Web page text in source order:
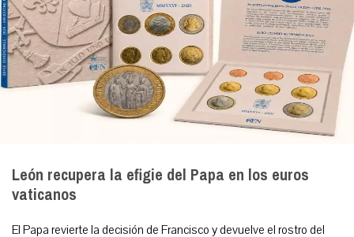
León recupera la efigie del Papa en los euros
vaticanos
El Papa revierte la decisión de Francisco y devuelve el rostro del